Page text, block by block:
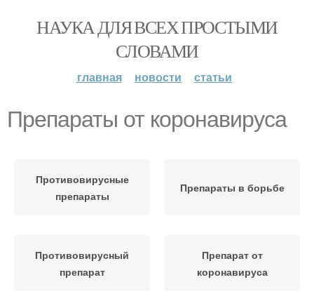
НАУКА ДЛЯ ВСЕХ ПРОСТЫМИ
СЛОВАМИ
главная новости статьи
Препараты от коронавируса
Противовирусные
препараты
Препараты в борьбе
Противовирусный
препарат
Препарат от
коронавируса